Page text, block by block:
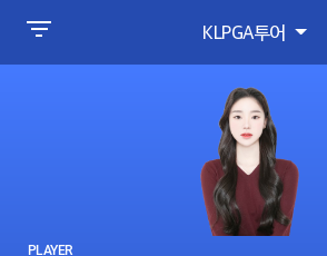
KLPGA투어
PLAYER